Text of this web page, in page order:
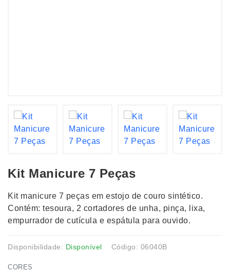
Kit Manicure 7 Peças
Kit manicure 7 peças em estojo de couro sintético.
Contém: tesoura, 2 cortadores de unha, pinça, lixa,
empurrador de cutícula e espátula para ouvido.
Disponibilidade: Disponível Código: 06040B
CORES